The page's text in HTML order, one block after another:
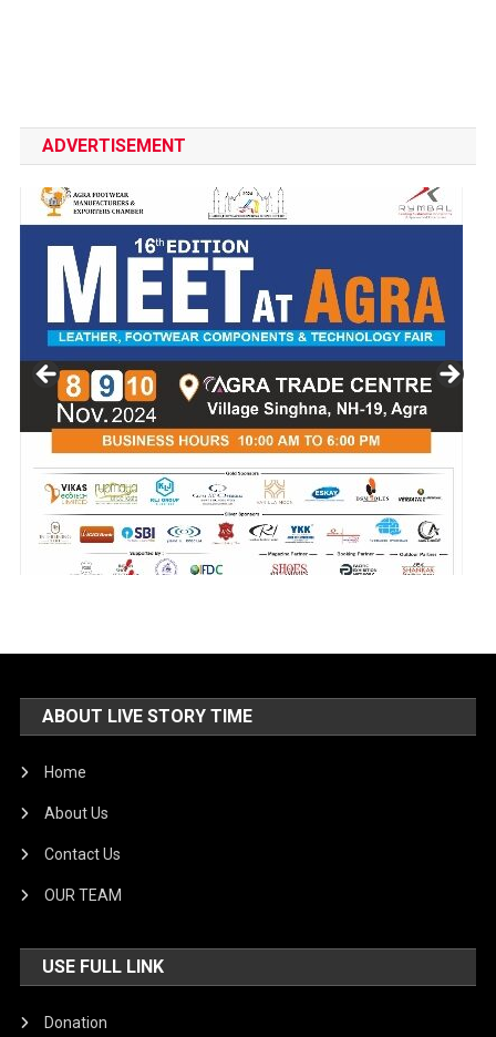
ADVERTISEMENT
ABOUT LIVE STORY TIME
Home
About Us
Contact Us
OUR TEAM
USE FULL LINK
Donation